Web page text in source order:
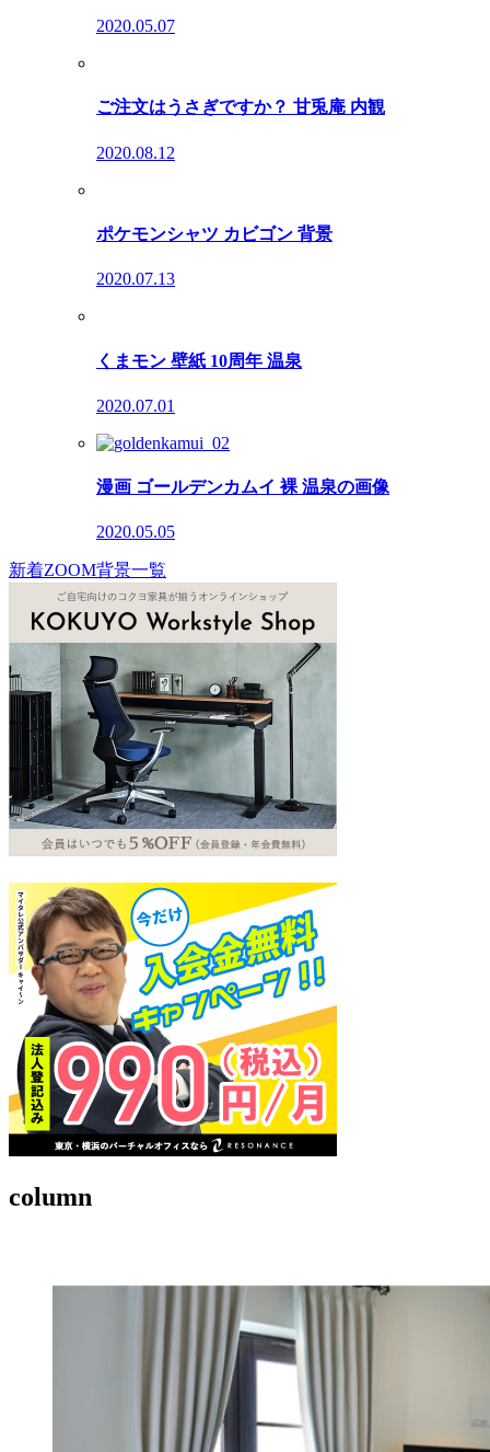
2020.05.07
ご注文はうさぎですか？ 甘兎庵 内観
2020.08.12
ポケモンシャツ カビゴン 背景
2020.07.13
くまモン 壁紙 10周年 温泉
2020.07.01
漫画 ゴールデンカムイ 裸 温泉の画像
2020.05.05
新着ZOOM背景一覧
column